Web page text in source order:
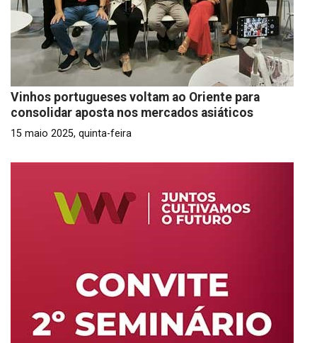
Vinhos portugueses voltam ao Oriente para
consolidar aposta nos mercados asiáticos
15 maio 2025, quinta-feira